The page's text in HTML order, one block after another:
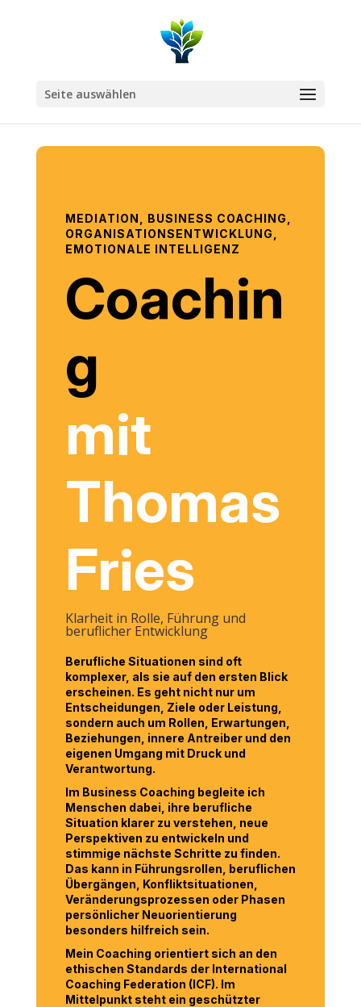
Seite auswählen
MEDIATION, BUSINESS COACHING,
ORGANISATIONSENTWICKLUNG,
EMOTIONALE INTELLIGENZ
Coachin
g
mit
Thomas
Fries
Klarheit in Rolle, Führung und
beruflicher Entwicklung
Berufliche Situationen sind oft
komplexer, als sie auf den ersten Blick
erscheinen. Es geht nicht nur um
Entscheidungen, Ziele oder Leistung,
sondern auch um Rollen, Erwartungen,
Beziehungen, innere Antreiber und den
eigenen Umgang mit Druck und
Verantwortung.
Im Business Coaching begleite ich
Menschen dabei, ihre berufliche
Situation klarer zu verstehen, neue
Perspektiven zu entwickeln und
stimmige nächste Schritte zu finden.
Das kann in Führungsrollen, beruflichen
Übergängen, Konfliktsituationen,
Veränderungsprozessen oder Phasen
persönlicher Neuorientierung
besonders hilfreich sein.
Mein Coaching orientiert sich an den
ethischen Standards der International
Coaching Federation (ICF). Im
Mittelpunkt steht ein geschützter